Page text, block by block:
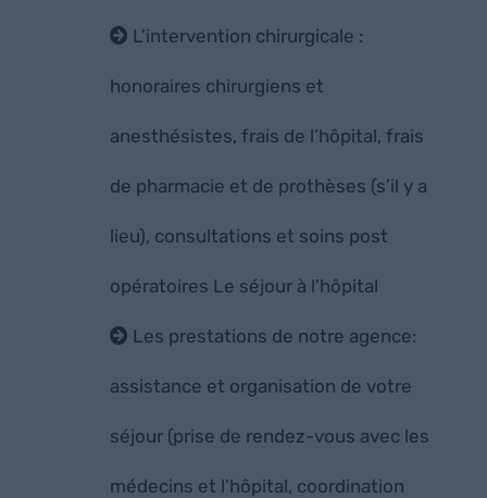
L’intervention chirurgicale :
honoraires chirurgiens et
anesthésistes, frais de l’hôpital, frais
de pharmacie et de prothèses (s’il y a
lieu), consultations et soins post
opératoires Le séjour à l’hôpital
Les prestations de notre agence:
assistance et organisation de votre
séjour (prise de rendez-vous avec les
médecins et l’hôpital, coordination